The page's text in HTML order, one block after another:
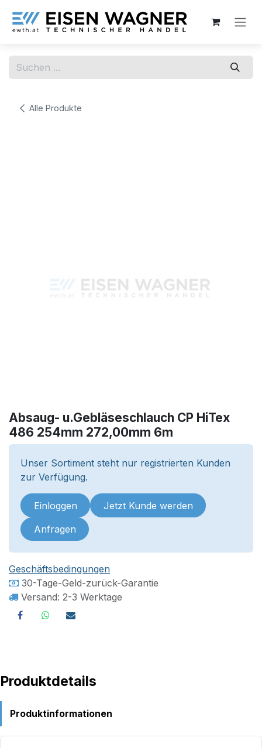
Alle Produkte
Absaug- u.Gebläseschlauch CP HiTex
486 254mm 272,00mm 6m
Unser Sortiment steht nur registrierten Kunden
zur Verfügung.
Einloggen Jetzt Kunde werden
Anfragen
Geschäftsbedingungen
30-Tage-Geld-zurück-Garantie
Versand: 2-3 Werktage
Produktdetails
Produktinformationen